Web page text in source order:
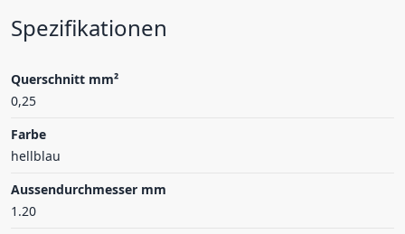
Spezifikationen
Querschnitt mm²
0,25
Farbe
hellblau
Aussendurchmesser mm
1.20